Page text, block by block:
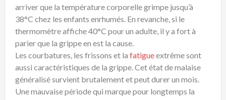
arriver que la température corporelle grimpe jusqu’à
38°C chez les enfants enrhumés. En revanche, si le
thermomètre affiche 40°C pour un adulte, il y a fort à
parier que la grippe en est la cause.
Les courbatures, les frissons et la fatigueextrême sont
aussi caractéristiques de la grippe. Cet état de malaise
généralisé survient brutalement et peut durer un mois.
Une mauvaise période qui marque pour longtemps la